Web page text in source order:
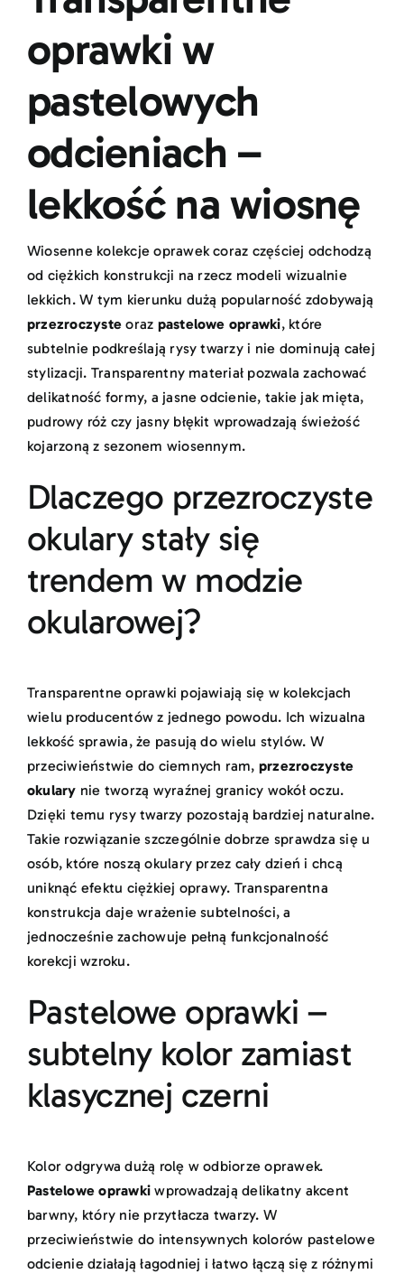
oprawki w
pastelowych
odcieniach –
lekkość na wiosnę
Wiosenne kolekcje oprawek coraz częściej odchodzą
od ciężkich konstrukcji na rzecz modeli wizualnie
lekkich. W tym kierunku dużą popularność zdobywają
przezroczysteoraz pastelowe oprawki, które
subtelnie podkreślają rysy twarzy i nie dominują całej
stylizacji. Transparentny materiał pozwala zachować
delikatność formy, a jasne odcienie, takie jak mięta,
pudrowy róż czy jasny błękit wprowadzają świeżość
kojarzoną z sezonem wiosennym.
Dlaczego przezroczyste
okulary stały się
trendem w modzie
okularowej?
Transparentne oprawki pojawiają się w kolekcjach
wielu producentów z jednego powodu. Ich wizualna
lekkość sprawia, że pasują do wielu stylów. W
przeciwieństwie do ciemnych ram, przezroczyste
okulary nie tworzą wyraźnej granicy wokół oczu.
Dzięki temu rysy twarzy pozostają bardziej naturalne.
Takie rozwiązanie szczególnie dobrze sprawdza się u
osób, które noszą okulary przez cały dzień i chcą
uniknąć efektu ciężkiej oprawy. Transparentna
konstrukcja daje wrażenie subtelności, a
jednocześnie zachowuje pełną funkcjonalność
korekcji wzroku.
Pastelowe oprawki –
subtelny kolor zamiast
klasycznej czerni
Kolor odgrywa dużą rolę w odbiorze oprawek.
Pastelowe oprawki wprowadzają delikatny akcent
barwny, który nie przytłacza twarzy. W
przeciwieństwie do intensywnych kolorów pastelowe
odcienie działają łagodniej i łatwo łączą się z różnymi